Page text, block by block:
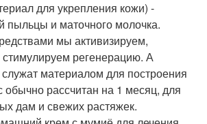
для укрепления кожи) -
пыльцы и маточного молочка.
мы активизируем,
регенерацию. А
материалом для построения
обычно рассчитан на 1 месяц, для
дам и свежих растяжек.